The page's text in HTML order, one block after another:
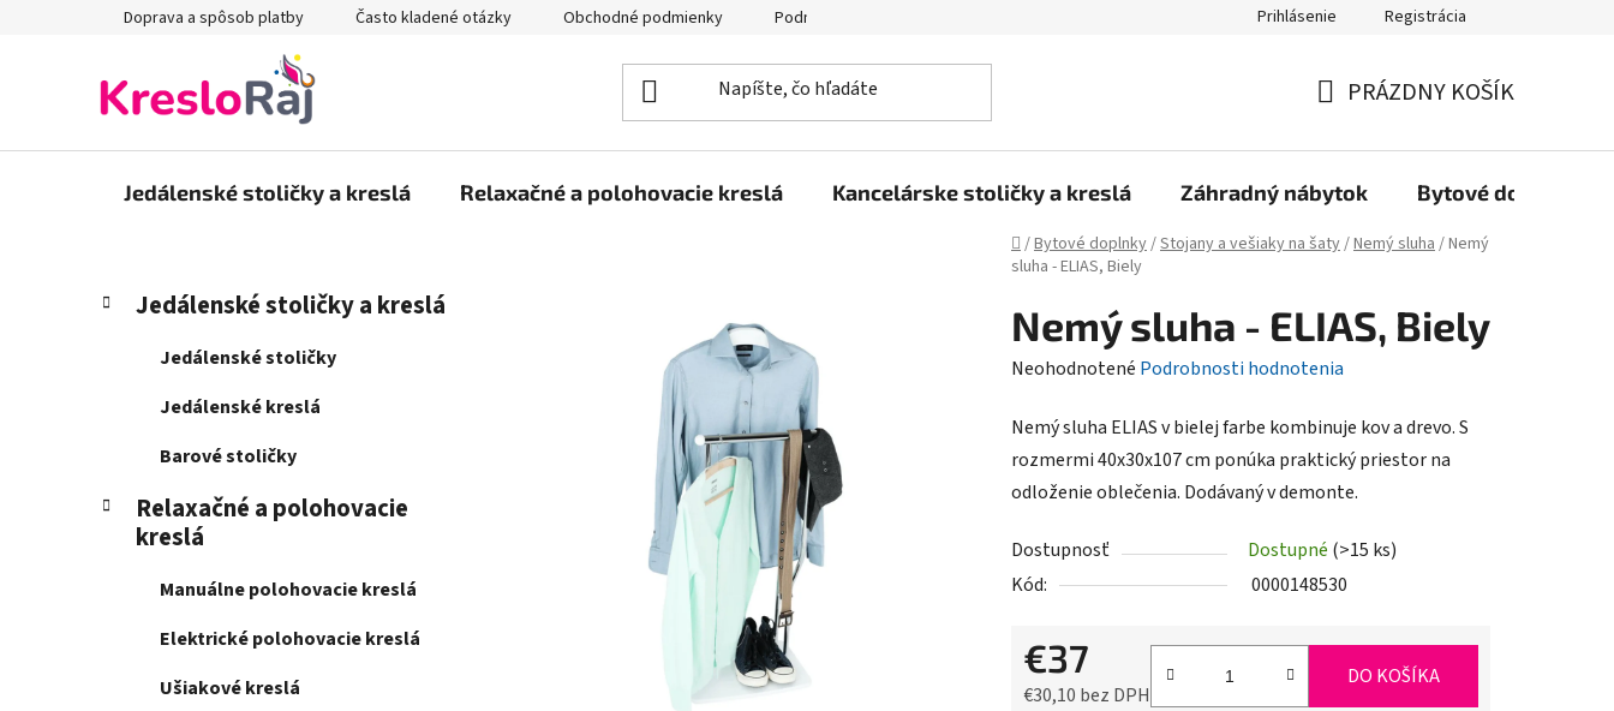
Doprava a spôsob platby Často kladené otázky Obchodné podmienky Podmienky ochrany osobných údajov Reklamačný poriadok, Záručné podmienky Reklamačný formulár
Prihlásenie Registrácia
KOŠÍK
PRÁZDNY KOŠÍK
Jedálenské stoličky a kreslá Relaxačné a polohovacie kreslá Kancelárske stoličky a kreslá Záhradný nábytok Bytové doplnky
Domov
/Bytové doplnky/Stojany a vešiaky na šaty/Nemý sluha/Nemý
sluha - ELIAS, Biely
B
n
Preskočiť
kategórie
K
a
e
Jedálenské stoličky a kreslá
Jedálenské stoličky
Jedálenské kreslá
Barové stoličky
Relaxačné a polohovacie
kreslá
Manuálne polohovacie kreslá
Elektrické polohovacie kreslá
Ušiakové kreslá
Nemý sluha - ELIAS, Biely
Priemerné
produktu
je
0,0
5
hviezdičiek.
Neohodnotené Podrobnosti hodnotenia
Nemý sluha ELIAS v bielej farbe kombinuje kov a drevo. S
rozmermi 40x30x107 cm ponúka praktický priestor na
odloženie oblečenia. Dodávaný v demonte.
Dostupnosť Dostupné (>15 ks)
Kód:
0000148530
€37
€30,10 bez DPH
DO KOŠÍKA